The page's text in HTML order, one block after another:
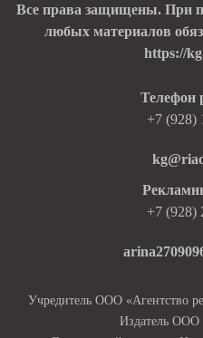
Все права защищены. При
любых материалов
https://
Телефон
+7 (928)
+7 (928)
Учредитель ООО «Агентство
Издатель